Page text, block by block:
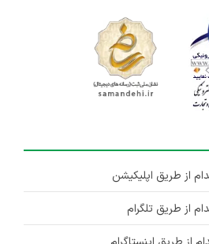
از طریق اپلیکیشن
از طریق تلگرام